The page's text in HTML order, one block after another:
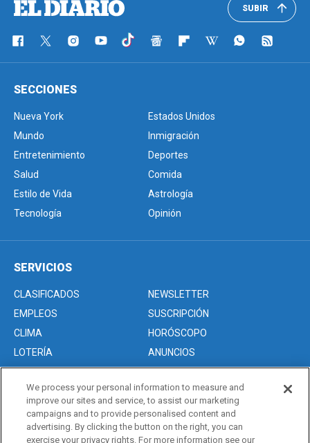
SUBIR
SECCIONES
Nueva York
Estados Unidos
Mundo
Inmigración
Entretenimiento
Deportes
Salud
Comida
Estilo de Vida
Astrología
Tecnología
Opinión
SERVICIOS
CLASIFICADOS
NEWSLETTER
EMPLEOS
SUSCRIPCIÓN
CLIMA
HORÓSCOPO
LOTERÍA
ANUNCIOS
Acerca de nosotros
Advertise with Us/Anuncios
We process your personal information to measure and
improve our sites and service, to assist our marketing
campaigns and to provide personalised content and
advertising. By clicking the button on the right, you can
exercise your privacy rights. For more information see our